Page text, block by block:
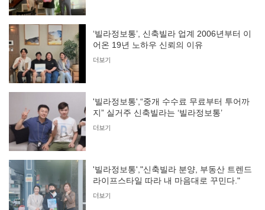
‘빌라정보통’, 신축빌라 업계 2006년부터 이
어온 19년 노하우 신뢰의 이유
더보기
'빌라정보통',“중개 수수료 무료부터 투어까
지” 실거주 신축빌라는 ‘빌라정보통’
더보기
'빌라정보통',"신축빌라 분양, 부동산 트렌드
라이프스타일 따라 내 마음대로 꾸민다."
더보기